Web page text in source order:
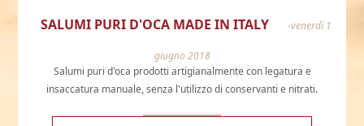
SALUMI PURI D'OCA MADE IN ITALY -venerdì 1
giugno 2018
Salumi puri d'oca prodotti artigianalmente con legatura e
insaccatura manuale, senza l'utilizzo di conservanti e nitrati.